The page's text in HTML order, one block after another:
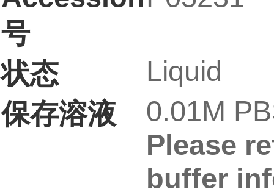
号
状态
Liquid
保存溶液
0.01M
Please
buffer